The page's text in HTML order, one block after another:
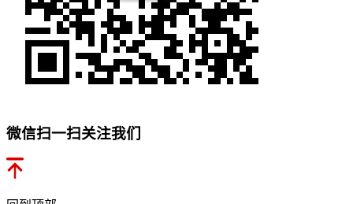
微信扫一扫关注我们